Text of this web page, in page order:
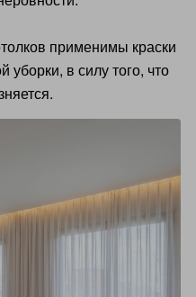
применимы краски
уборки, в силу того, что